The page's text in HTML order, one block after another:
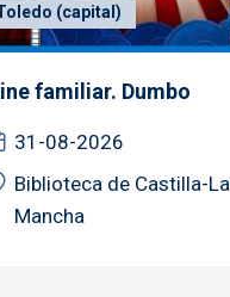
(capital)
familiar. Dumbo
31-08-2026
Biblioteca de Castilla-La
Mancha